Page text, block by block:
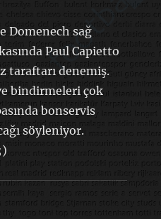
Domenech sağ
Paul Capietto
taraftarı denemiş.
bindirmeleri çok
bonservis
söyleniyor.